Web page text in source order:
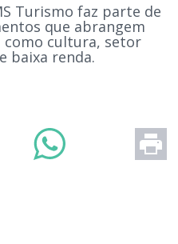
Turismo faz parte de
que abrangem
cultura, setor
baixa renda.